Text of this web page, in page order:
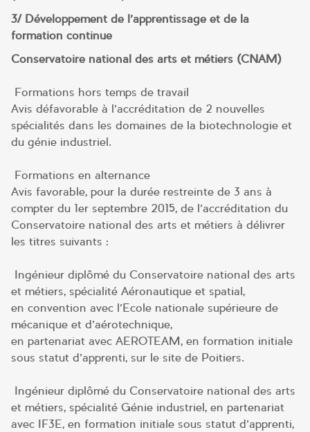
3/ Développement de l’apprentissage et de la
formation continue
Conservatoire national des arts et métiers (CNAM)
Formations hors temps de travail
Avis défavorable à l’accréditation de 2 nouvelles
spécialités dans les domaines de la biotechnologie et
du génie industriel.
Formations en alternance
Avis favorable, pour la durée restreinte de 3 ans à
compter du 1er septembre 2015, de l’accréditation du
Conservatoire national des arts et métiers à délivrer
les titres suivants :
Ingénieur diplômé du Conservatoire national des arts
et métiers, spécialité Aéronautique et spatial,
en convention avec l’Ecole nationale supérieure de
mécanique et d’aérotechnique,
en partenariat avec AEROTEAM, en formation initiale
sous statut d’apprenti, sur le site de Poitiers.
Ingénieur diplômé du Conservatoire national des arts
et métiers, spécialité Génie industriel, en partenariat
avec IF3E, en formation initiale sous statut d’apprenti,